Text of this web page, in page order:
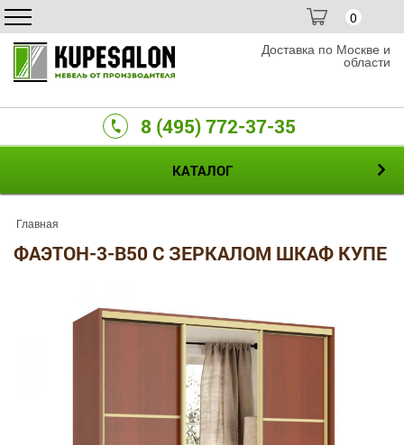
0
Доставка по Москве и
области
8 (495) 772-37-35
КАТАЛОГ
Главная
ФАЭТОН-3-B50 С ЗЕРКАЛОМ ШКАФ КУПЕ